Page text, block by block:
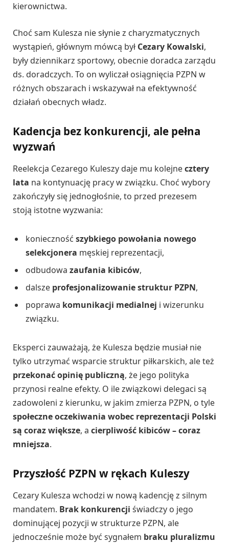
kierownictwa.
Choć sam Kulesza nie słynie z charyzmatycznych
wystąpień, głównym mówcą był Cezary Kowalski,
były dziennikarz sportowy, obecnie doradca zarządu
ds. doradczych. To on wyliczał osiągnięcia PZPN w
różnych obszarach i wskazywał na efektywność
działań obecnych władz.
Kadencja bez konkurencji, ale pełna
wyzwań
Reelekcja Cezarego Kuleszy daje mu kolejnecztery
lata na kontynuację pracy w związku. Choć wybory
zakończyły się jednogłośnie, to przed prezesem
stoją istotne wyzwania:
konieczność szybkiego powołania nowego
selekcjonera męskiej reprezentacji,
odbudowa zaufania kibiców,
dalsze profesjonalizowanie struktur PZPN,
poprawa komunikacji medialnej i wizerunku
związku.
Eksperci zauważają, że Kulesza będzie musiał nie
tylko utrzymać wsparcie struktur piłkarskich, ale też
przekonać opinię publiczną, że jego polityka
przynosi realne efekty. O ile związkowi delegaci są
zadowoleni z kierunku, w jakim zmierza PZPN, o tyle
społeczne oczekiwania wobec reprezentacji Polski
są coraz większe, a cierpliwość kibiców – coraz
mniejsza.
Przyszłość PZPN w rękach Kuleszy
Cezary Kulesza wchodzi w nową kadencję z silnym
mandatem. Brak konkurencji świadczy o jego
dominującej pozycji w strukturze PZPN, ale
jednocześnie może być sygnałem braku pluralizmu